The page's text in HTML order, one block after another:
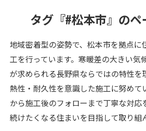
タグ『#松本市』のペ
地域密着型の姿勢で、松本市を拠点に
工を行っています。寒暖差の大きい気
が求められる長野県ならではの特性を
熱性・耐久性を意識した施工に努めて
から施工後のフォローまで丁寧な対応
続けたくなる住まいを目指して取り組